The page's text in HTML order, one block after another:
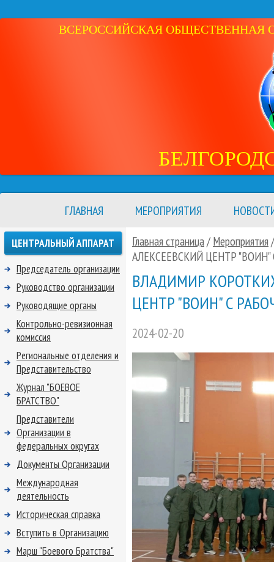
ВСЕРОССИЙСКАЯ ОБЩЕСТВЕННАЯ
ГЛАВНАЯ МЕРОПРИЯТИЯ
Главная страница/ Мероприятия
АЛЕКСЕЕВСКИЙ ЦЕНТР
ВЛАДИМИР
ЦЕНТР "ВОИН" С
2024-02-20
ЦЕНТРАЛЬНЫЙ АППАРАТ
Председатель организации
Руководство организации
Руководящие органы
Контрольно-ревизионная
комиссия
Региональные отделения и
Представительство
Журнал "БОЕВОЕ
БРАТСТВО"
Представители
Организации в
федеральных округах
Документы Организации
Международная
деятельность
Историческая справка
Вступить в Организацию
Марш "Боевого Братства"